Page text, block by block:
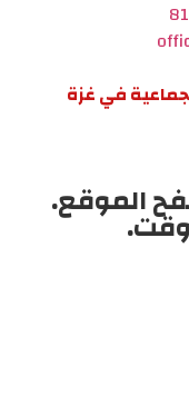
في غزة
الموقع.